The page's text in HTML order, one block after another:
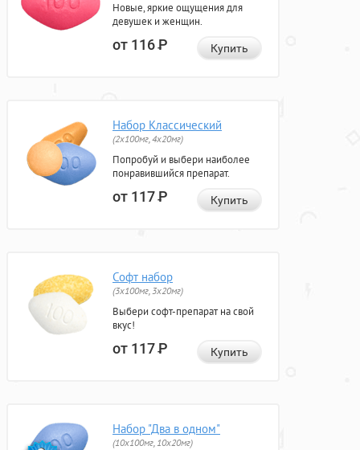
Новые, яркие ощущения для
девушек и женщин.
от 116Р Купить
Набор Классический
(2x100мг, 4x20мг)
Попробуй и выбери наиболее
понравившийся препарат.
от 117Р Купить
Софт набор
(3x100мг, 3x20мг)
Выбери софт-препарат на свой
вкус!
от 117Р Купить
Набор "Два в одном"
(10x100мг, 10x20мг)